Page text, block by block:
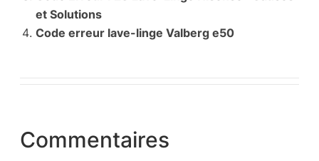
et Solutions
Code erreur lave-linge Valberg e50
Commentaires